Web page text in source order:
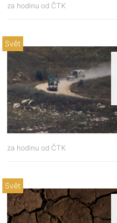
za hodinu od ČTK
Svět
za hodinu od ČTK
Svět